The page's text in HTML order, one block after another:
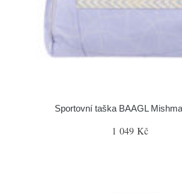
Sportovní taška BAAGL
1 049 Kč